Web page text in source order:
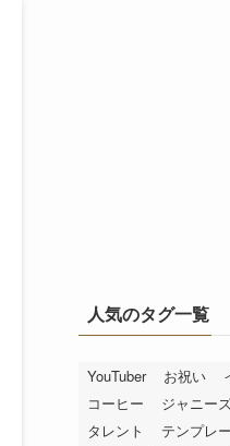
人気のタグ一覧
YouTuber お祝い
コーヒー
ジャニー
タレント
テンプレ